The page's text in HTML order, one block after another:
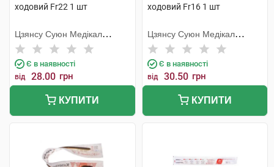
ходовий Fr22 1 шт
Цзянсу Суюн Медікал
Метіріалс
Є в наявності
від 28.00 грн
КУПИТИ
ходовий Fr16 1 шт
Цзянсу Суюн Медікал
Метіріалс
Є в наявності
від 30.50 грн
КУПИТИ